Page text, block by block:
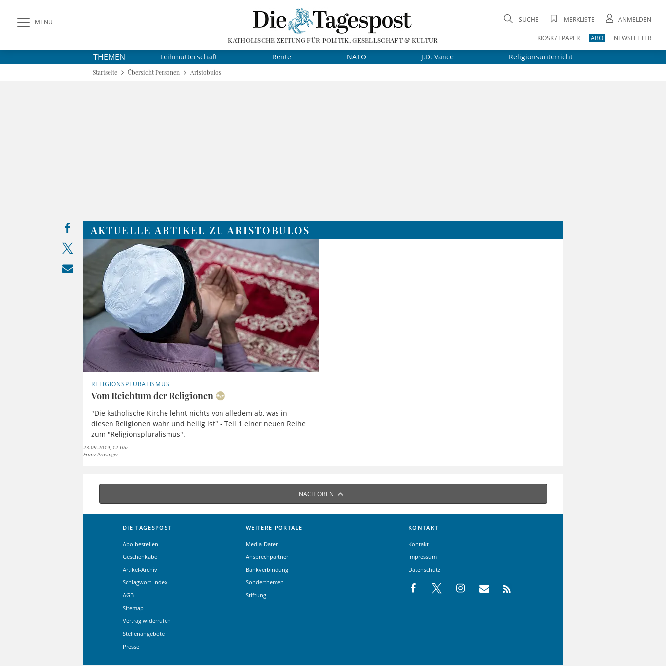
MENÜ
KATHOLISCHE ZEITUNG FÜR POLITIK, GESELLSCHAFT & KULTUR
SUCHE MERKLISTE ANMELDEN
KIOSK / EPAPER ABO NEWSLETTER
THEMEN Leihmutterschaft Rente NATO J.D. Vance Religionsunterricht
Startseite Übersicht Personen Aristobulos
AKTUELLE ARTIKEL ZU ARISTOBULOS
RELIGIONSPLURALISMUS
Vom Reichtum der Religionen
"Die katholische Kirche lehnt nichts von alledem ab, was in
diesen Religionen wahr und heilig ist" - Teil 1 einer neuen Reihe
zum "Religionspluralismus".
23.09.2019, 12 Uhr
Franz Prosinger
NACH OBEN
DIE TAGESPOST
Abo bestellen
Geschenkabo
Artikel-Archiv
Schlagwort-Index
AGB
Sitemap
Vertrag widerrufen
Stellenangebote
Presse
WEITERE PORTALE
Media-Daten
Ansprechpartner
Bankverbindung
Sonderthemen
Stiftung
KONTAKT
Kontakt
Impressum
Datenschutz